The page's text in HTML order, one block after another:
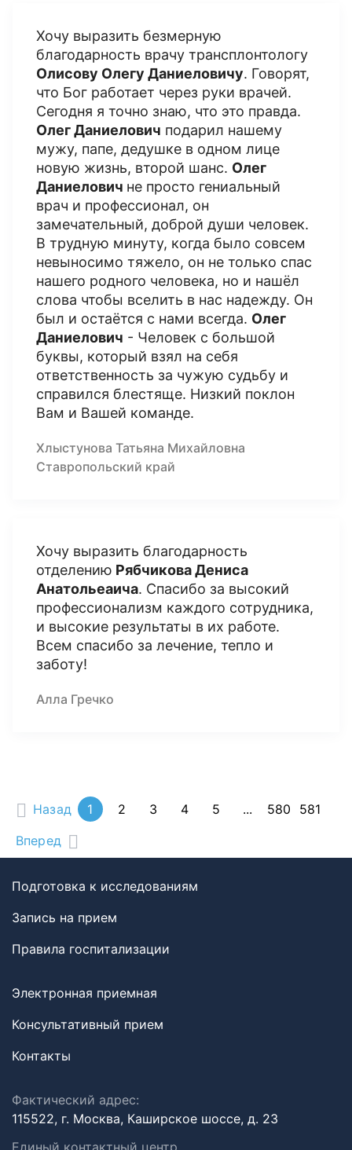
Хочу выразить безмерную
благодарность врачу трансплонтологу
Олисову Олегу Даниеловичу. Говорят,
что Бог работает через руки врачей.
Сегодня я точно знаю, что это правда.
Олег Даниелович подарил нашему
мужу, папе, дедушке в одном лице
новую жизнь, второй шанс. Олег
Даниелович не просто гениальный
врач и профессионал, он
замечательный, доброй души человек.
В трудную минуту, когда было совсем
невыносимо тяжело, он не только спас
нашего родного человека, но и нашёл
слова чтобы вселить в нас надежду. Он
был и остаётся с нами всегда. Олег
Даниелович - Человек с большой
буквы, который взял на себя
ответственность за чужую судьбу и
справился блестяще. Низкий поклон
Вам и Вашей команде.
Хлыстунова Татьяна Михайловна
Ставропольский край
Хочу выразить благодарность
отделению Рябчикова Дениса
Анатольеаича. Спасибо за высокий
профессионализм каждого сотрудника,
и высокие результаты в их работе.
Всем спасибо за лечение, тепло и
заботу!
Алла Гречко
Назад 1 2 3 4 5 ... 580
581
Вперед
Подготовка к исследованиям
Запись на прием
Правила госпитализации
Электронная приемная
Консультативный прием
Контакты
Фактический адрес:
115522, г. Москва, Каширское шоссе, д. 23
Единый контактный центр